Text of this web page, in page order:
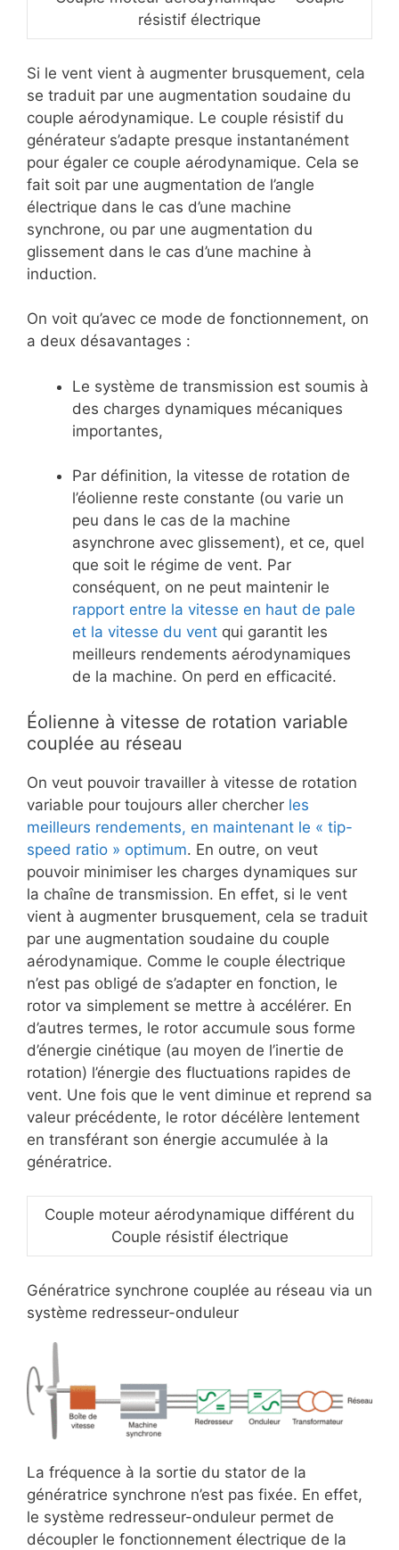
résistif électrique
Si le vent vient à augmenter brusquement, cela
se traduit par une augmentation soudaine du
couple aérodynamique. Le couple résistif du
générateur s’adapte presque instantanément
pour égaler ce couple aérodynamique. Cela se
fait soit par une augmentation de l’angle
électrique dans le cas d’une machine
synchrone, ou par une augmentation du
glissement dans le cas d’une machine à
induction.
On voit qu’avec ce mode de fonctionnement, on
a deux désavantages :
Le système de transmission est soumis à
des charges dynamiques mécaniques
importantes,
Par définition, la vitesse de rotation de
l’éolienne reste constante (ou varie un
peu dans le cas de la machine
asynchrone avec glissement), et ce, quel
que soit le régime de vent. Par
conséquent, on ne peut maintenir le
rapport entre la vitesse en haut de pale
et la vitesse du vent qui garantit les
meilleurs rendements aérodynamiques
de la machine. On perd en efficacité.
Éolienne à vitesse de rotation variable
couplée au réseau
On veut pouvoir travailler à vitesse de rotation
variable pour toujours aller chercher les
meilleurs rendements, en maintenant le « tip-
speed ratio » optimum. En outre, on veut
pouvoir minimiser les charges dynamiques sur
la chaîne de transmission. En effet, si le vent
vient à augmenter brusquement, cela se traduit
par une augmentation soudaine du couple
aérodynamique. Comme le couple électrique
n’est pas obligé de s’adapter en fonction, le
rotor va simplement se mettre à accélérer. En
d’autres termes, le rotor accumule sous forme
d’énergie cinétique (au moyen de l’inertie de
rotation) l’énergie des fluctuations rapides de
vent. Une fois que le vent diminue et reprend sa
valeur précédente, le rotor décélère lentement
en transférant son énergie accumulée à la
génératrice.
Couple moteur aérodynamique différent du
Couple résistif électrique
Génératrice synchrone couplée au réseau via un
système redresseur-onduleur
La fréquence à la sortie du stator de la
génératrice synchrone n’est pas fixée. En effet,
le système redresseur-onduleur permet de
découpler le fonctionnement électrique de la